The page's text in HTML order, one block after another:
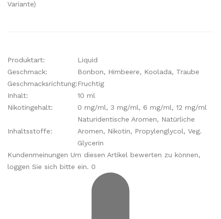
Variante)
Produktart:
Liquid
Geschmack:
Bonbon, Himbeere, Koolada, Traube
Geschmacksrichtung:Fruchtig
Inhalt:
10 ml
Nikotingehalt:
0 mg/ml, 3 mg/ml, 6 mg/ml, 12 mg/ml
Inhaltsstoffe:
Naturidentische Aromen, Natürliche
Aromen, Nikotin, Propylenglycol, Veg.
Glycerin
Kundenmeinungen Um diesen Artikel bewerten zu können,
loggen Sie sich bitte ein. 0